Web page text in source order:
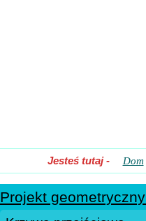
Jesteś tutaj- Dom
Projekt